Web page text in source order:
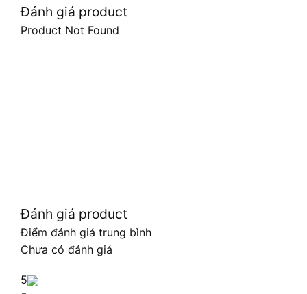
Đánh giá product
Product Not Found
Đánh giá product
Điểm đánh giá trung bình
Chưa có đánh giá
5